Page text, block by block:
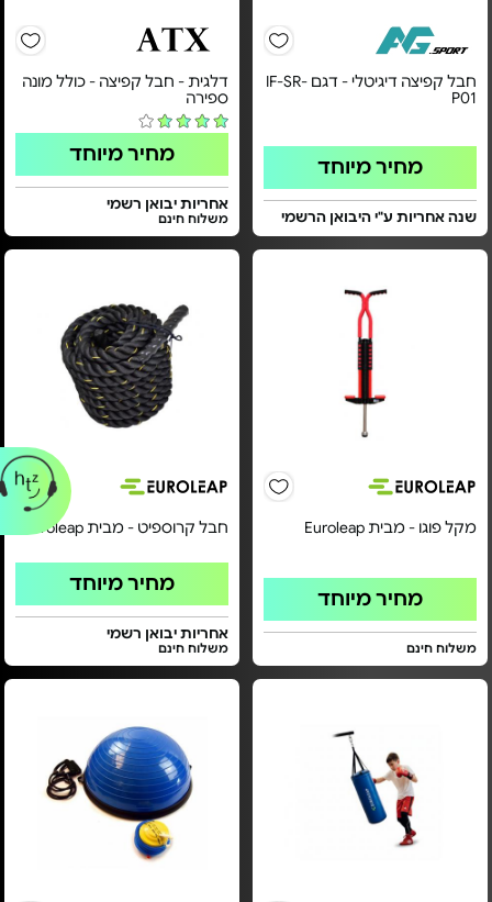
חבל קפיצה דיגיטלי - דגם IF-SR-
P01
מחיר מיוחד
שנה אחריות ע"י היבואן הרשמי
דלגית - חבל קפיצה - כולל מונה
ספירה
מחיר מיוחד
אחריות יבואן רשמי
משלוח חינם
מקל פוגו - מבית Euroleap
מחיר מיוחד
משלוח חינם
חבל קרוספיט - מבית Euroleap
מחיר מיוחד
אחריות יבואן רשמי
משלוח חינם